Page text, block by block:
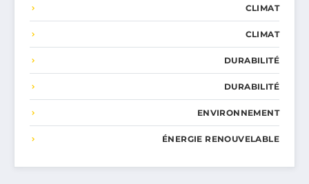
CLIMAT
CLIMAT
DURABILITÉ
DURABILITÉ
ENVIRONNEMENT
ÉNERGIE RENOUVELABLE